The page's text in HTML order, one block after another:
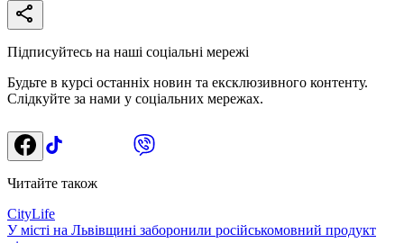
Підписуйтесь на наші соціальні мережі
Будьте в курсі останніх новин та ексклюзивного контенту.
Слідкуйте за нами у соціальних мережах.
Читайте також
CityLife
У місті на Львівщині заборонили російськомовний продукт